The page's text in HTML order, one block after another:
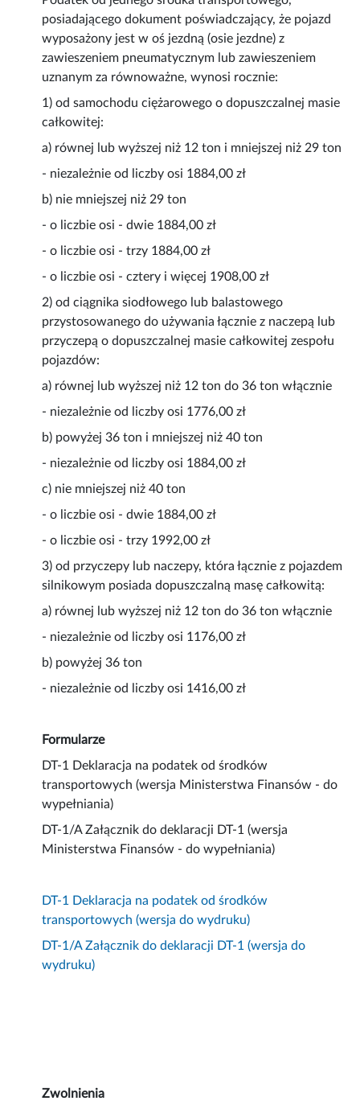
posiadającego dokument poświadczający, że pojazd
wyposażony jest w oś jezdną (osie jezdne) z
zawieszeniem pneumatycznym lub zawieszeniem
uznanym za równoważne, wynosi rocznie:
1) od samochodu ciężarowego o dopuszczalnej masie
całkowitej:
a) równej lub wyższej niż 12 ton i mniejszej niż 29 ton
- niezależnie od liczby osi 1884,00 zł
b) nie mniejszej niż 29 ton
- o liczbie osi - dwie 1884,00 zł
- o liczbie osi - trzy 1884,00 zł
- o liczbie osi - cztery i więcej 1908,00 zł
2) od ciągnika siodłowego lub balastowego
przystosowanego do używania łącznie z naczepą lub
przyczepą o dopuszczalnej masie całkowitej zespołu
pojazdów:
a) równej lub wyższej niż 12 ton do 36 ton włącznie
- niezależnie od liczby osi 1776,00 zł
b) powyżej 36 ton i mniejszej niż 40 ton
- niezależnie od liczby osi 1884,00 zł
c) nie mniejszej niż 40 ton
- o liczbie osi - dwie 1884,00 zł
- o liczbie osi - trzy 1992,00 zł
3) od przyczepy lub naczepy, która łącznie z pojazdem
silnikowym posiada dopuszczalną masę całkowitą:
a) równej lub wyższej niż 12 ton do 36 ton włącznie
- niezależnie od liczby osi 1176,00 zł
b) powyżej 36 ton
- niezależnie od liczby osi 1416,00 zł
Formularze
DT-1 Deklaracja na podatek od środków
transportowych (wersja Ministerstwa Finansów - do
wypełniania)
DT-1/A Załącznik do deklaracji DT-1 (wersja
Ministerstwa Finansów - do wypełniania)
DT-1 Deklaracja na podatek od środków
transportowych (wersja do wydruku)
DT-1/A Załącznik do deklaracji DT-1 (wersja do
wydruku)
Zwolnienia